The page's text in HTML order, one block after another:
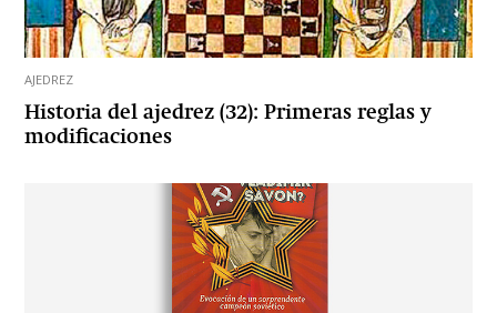
AJEDREZ
Historia del ajedrez (32): Primeras reglas y
modificaciones